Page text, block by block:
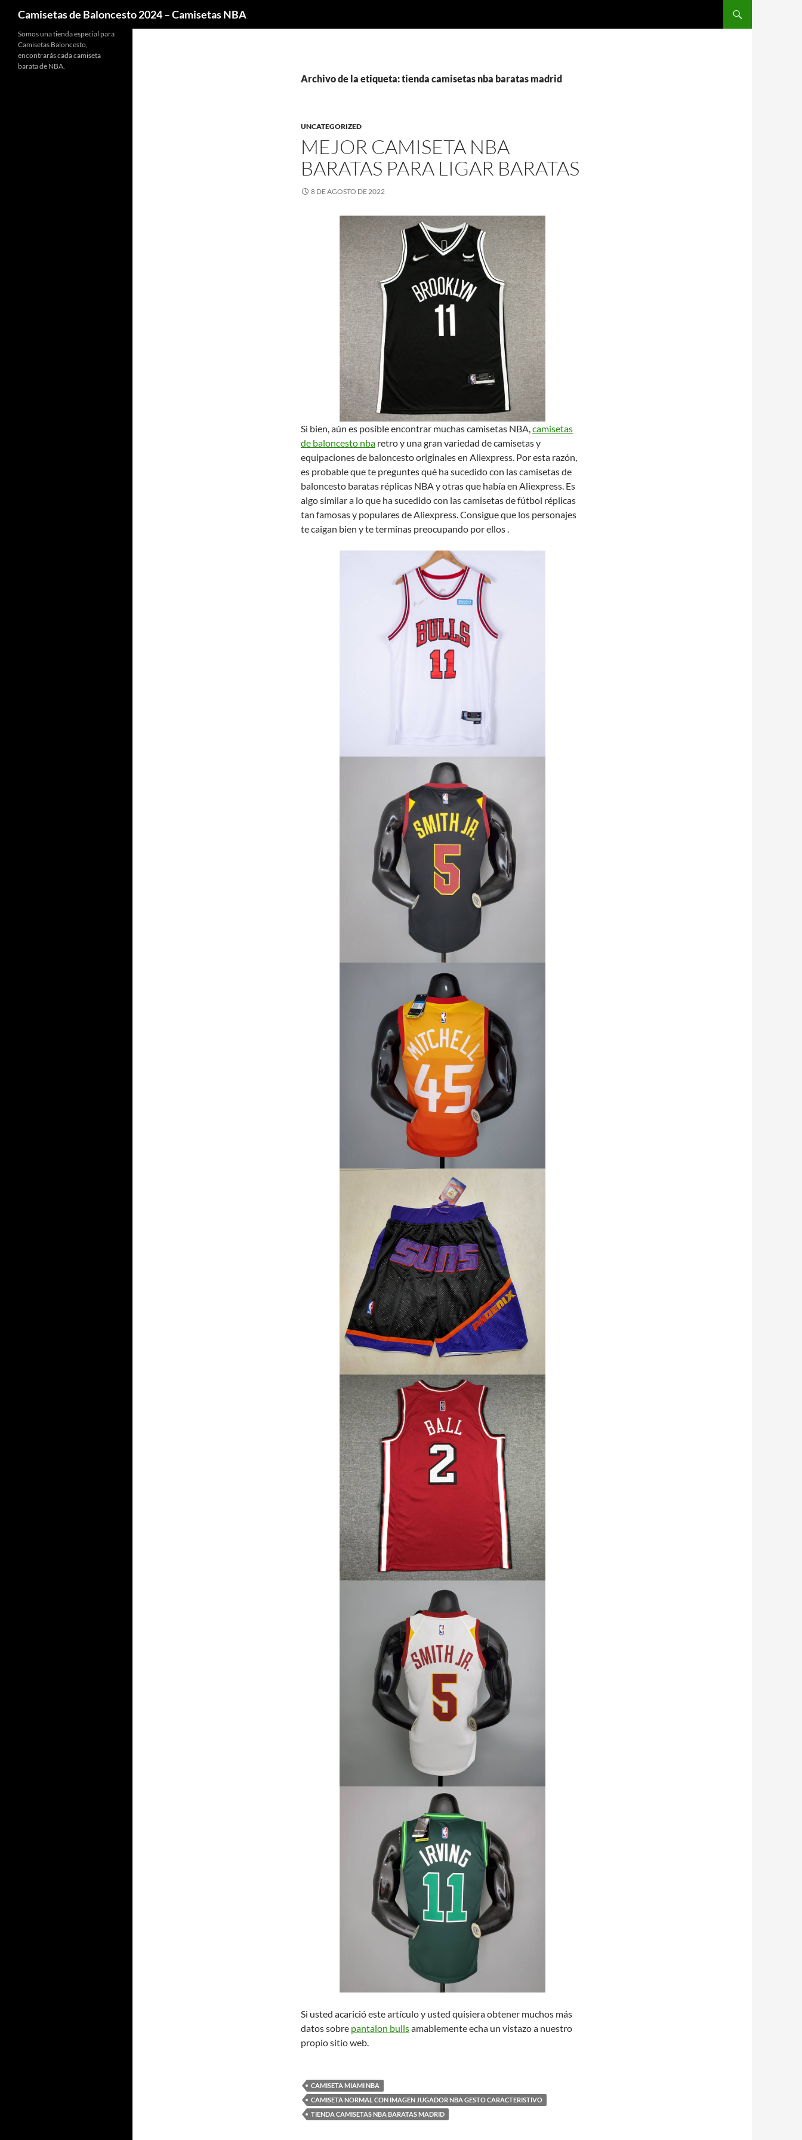
Camisetas de Baloncesto 2024 – Camisetas NBA
Archivo de la etiqueta: tienda camisetas nba baratas madrid
UNCATEGORIZED
MEJOR CAMISETA NBA
BARATAS PARA LIGAR BARATAS
8 DE AGOSTO DE 2022
Si bien, aún es posible encontrar muchas camisetas NBA,camisetas
de baloncesto nba retro y una gran variedad de camisetas y
equipaciones de baloncesto originales en Aliexpress. Por esta razón,
es probable que te preguntes qué ha sucedido con las camisetas de
baloncesto baratas réplicas NBA y otras que había en Aliexpress. Es
algo similar a lo que ha sucedido con las camisetas de fútbol réplicas
tan famosas y populares de Aliexpress. Consigue que los personajes
te caigan bien y te terminas preocupando por ellos .
Si usted acarició este artículo y usted quisiera obtener muchos más
datos sobre pantalon bullsamablemente echa un vistazo a nuestro
propio sitio web.
CAMISETA MIAMI NBA
CAMISETA NORMAL CON IMAGEN JUGADOR NBA GESTO CARACTERISTIVO
TIENDA CAMISETAS NBA BARATAS MADRID
Somos una tienda especial para
Camisetas Baloncesto,
encontrarás cada camiseta
barata de NBA.